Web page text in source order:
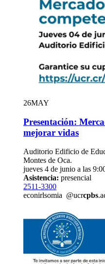
26MAY
Presentación:
mejorar vidas
Auditorio Edificio de
Montes de Oca.
jueves 4 de junio a las
Asistencia: presencial
2511-3300
econirlsomia @ucrcpbs